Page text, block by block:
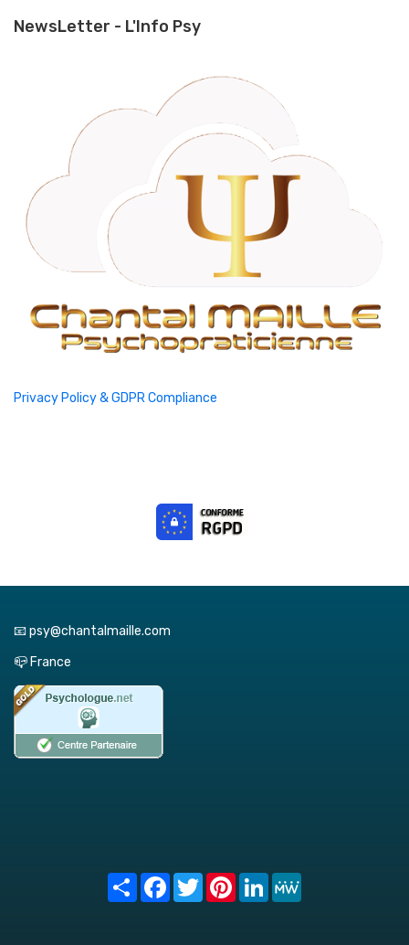
NewsLetter - L'Info Psy
Privacy Policy & GDPR Compliance
📧 psy@chantalmaille.com
📪 France
Share FacebookTwitterPinterest
LinkedIn